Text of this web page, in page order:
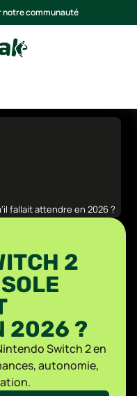
notre communauté
fallait attendre en 2026 ?
2
2026 ?
Switch 2 en
autonomie,